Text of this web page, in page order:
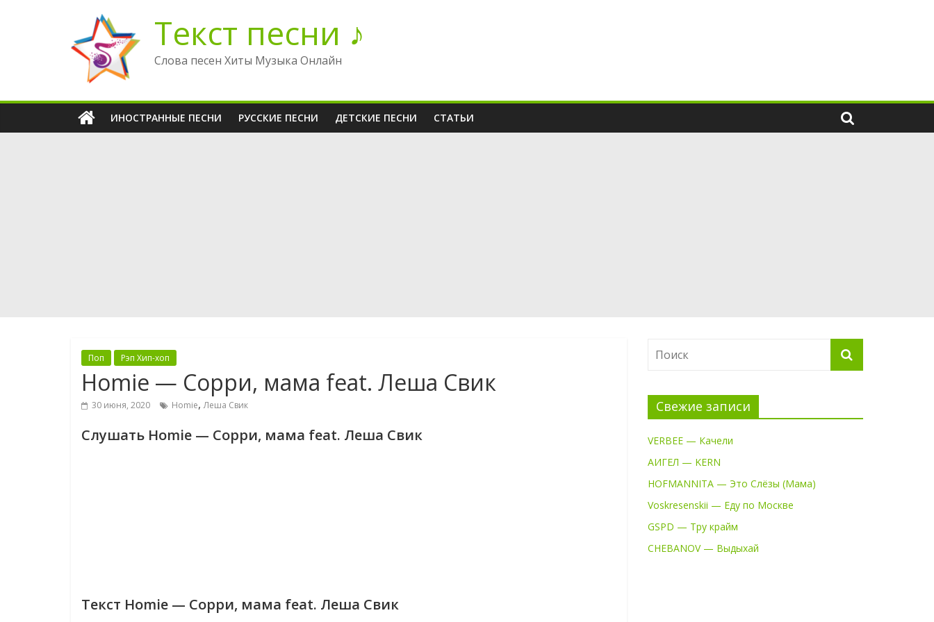
содержимому
Текст песни ♪
Слова песен Хиты Музыка Онлайн
ИНОСТРАННЫЕ ПЕСНИ РУССКИЕ ПЕСНИ ДЕТСКИЕ ПЕСНИ СТАТЬИ
Поп Рэп Хип-хоп
Homie — Сорри, мама feat. Леша Свик
30 июня, 2020 Homie,Леша Свик
Слушать Homie — Сорри, мама feat. Леша Свик
Текст Homie — Сорри, мама feat. Леша Свик
Свежие записи
VERBEE — Качели
АИГЕЛ — KERN
HOFMANNITA — Это Слёзы (Мама)
Voskresenskii — Еду по Москве
GSPD — Тру крайм
CHEBANOV — Выдыхай